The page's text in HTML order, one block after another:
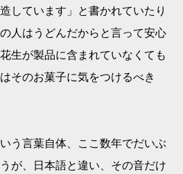
しています」と書かれていたり
人はうどんだからと言って安心
生が製品に含まれていなくても
そのお菓子に気をつけるべき
う言葉自体、ここ数年でだいぶ
が、日本語と違い、その音だけ